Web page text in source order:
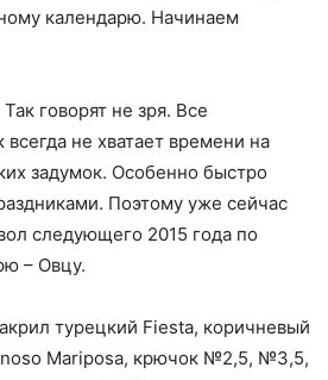
календарю. Начинаем
говорят не зря. Все
не хватает времени на
задумок. Особенно быстро
Поэтому уже сейчас
следующего 2015 года по
– Овцу.
турецкий Fiesta, коричневый
Mariposa, крючок №2,5, №3,5,